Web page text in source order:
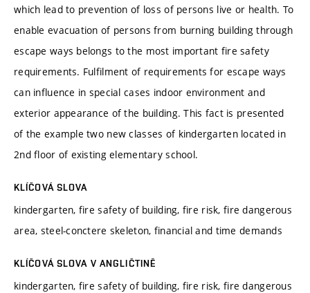
which lead to prevention of loss of persons live or health. To
enable evacuation of persons from burning building through
escape ways belongs to the most important fire safety
requirements. Fulfilment of requirements for escape ways
can influence in special cases indoor environment and
exterior appearance of the building. This fact is presented
of the example two new classes of kindergarten located in
2nd floor of existing elementary school.
KLÍČOVÁ SLOVA
kindergarten, fire safety of building, fire risk, fire dangerous
area, steel-conctere skeleton, financial and time demands
KLÍČOVÁ SLOVA V ANGLIČTINĚ
kindergarten, fire safety of building, fire risk, fire dangerous